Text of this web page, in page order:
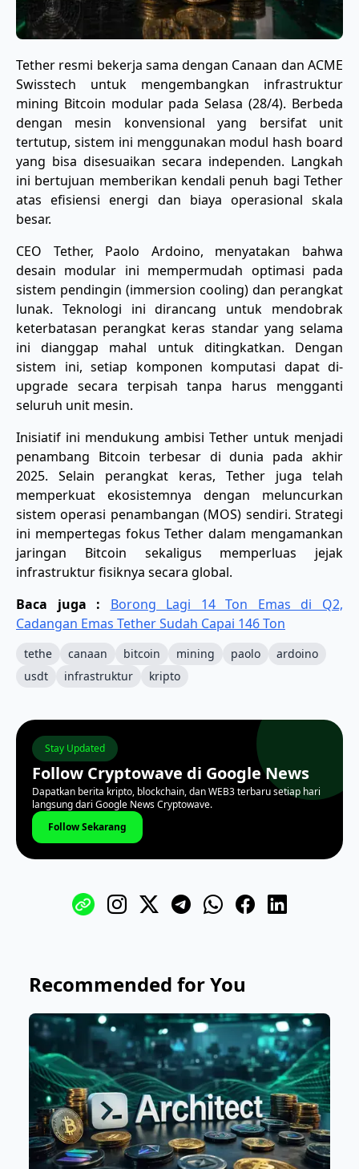
​Tether resmi bekerja sama dengan Canaan dan ACME
Swisstech untuk mengembangkan infrastruktur
mining Bitcoin modular pada Selasa (28/4). Berbeda
dengan mesin konvensional yang bersifat unit
tertutup, sistem ini menggunakan modul hash board
yang bisa disesuaikan secara independen. Langkah
ini bertujuan memberikan kendali penuh bagi Tether
atas efisiensi energi dan biaya operasional skala
besar.
​CEO Tether, Paolo Ardoino, menyatakan bahwa
desain modular ini mempermudah optimasi pada
sistem pendingin (immersion cooling) dan perangkat
lunak. Teknologi ini dirancang untuk mendobrak
keterbatasan perangkat keras standar yang selama
ini dianggap mahal untuk ditingkatkan. Dengan
sistem ini, setiap komponen komputasi dapat di-
upgrade secara terpisah tanpa harus mengganti
seluruh unit mesin.
​Inisiatif ini mendukung ambisi Tether untuk menjadi
penambang Bitcoin terbesar di dunia pada akhir
2025. Selain perangkat keras, Tether juga telah
memperkuat ekosistemnya dengan meluncurkan
sistem operasi penambangan (MOS) sendiri. Strategi
ini mempertegas fokus Tether dalam mengamankan
jaringan Bitcoin sekaligus memperluas jejak
infrastruktur fisiknya secara global.
Baca juga : Borong Lagi 14 Ton Emas di Q2,
Cadangan Emas Tether Sudah Capai 146 Ton
tethe canaan bitcoin mining paolo
ardoino
usdt
infrastruktur kripto
Stay Updated
Follow Cryptowave di Google News
Dapatkan berita kripto, blockchain, dan WEB3 terbaru setiap hari
langsung dari Google News Cryptowave.
Follow Sekarang
Recommended for You